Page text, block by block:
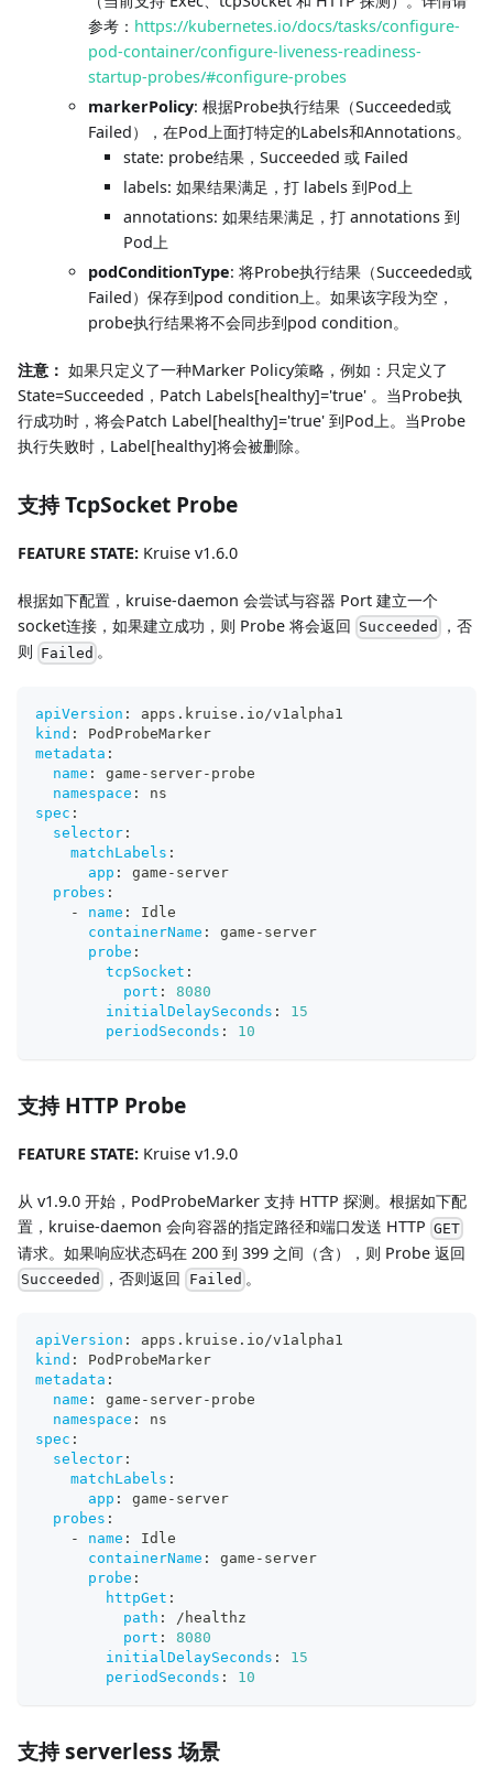
参考： https://kubernetes.io/docs/tasks/configure-
pod-container/configure-liveness-readiness-
startup-probes/#configure-probes
markerPolicy: 根据Probe执行结果（Succeeded或
Failed），在Pod上面打特定的Labels和Annotations。
state: probe结果，Succeeded 或 Failed
labels: 如果结果满足，打 labels 到Pod上
annotations: 如果结果满足，打 annotations 到
Pod上
podConditionType: 将Probe执行结果（Succeeded或
Failed）保存到pod condition上。如果该字段为空，
probe执行结果将不会同步到pod condition。
注意： 如果只定义了一种Marker Policy策略，例如：只定义了
State=Succeeded，Patch Labels[healthy]='true' 。当Probe执
行成功时，将会Patch Label[healthy]='true' 到Pod上。当Probe
执行失败时，Label[healthy]将会被删除。
支持 TcpSocket Probe
FEATURE STATE: Kruise v1.6.0
根据如下配置，kruise-daemon 会尝试与容器 Port 建立一个
socket连接，如果建立成功，则 Probe 将会返回 Succeeded
，否
则 Failed 。
apiVersion :
apps.kruise.io/v1alpha1
kind :
PodProbeMarker
metadata :
name : game - server- probe
namespace :
ns
spec :
selector :
matchLabels :
app : game - server
probes :
-
name :
Idle
containerName : game - server
probe :
tcpSocket :
port :
8080
initialDelaySeconds :
15
periodSeconds : 10
支持 HTTP Probe
FEATURE STATE: Kruise v1.9.0
从 v1.9.0 开始，PodProbeMarker 支持 HTTP 探测。根据如下配
置，kruise-daemon 会向容器的指定路径和端口发送 HTTP GET
请求。如果响应状态码在 200 到 399 之间（含），则 Probe 返回
Succeeded ，否则返回 Failed 。
apiVersion :
apps.kruise.io/v1alpha1
kind :
PodProbeMarker
metadata :
name : game - server- probe
namespace :
ns
spec :
selector :
matchLabels :
app : game - server
probes :
-
name :
Idle
containerName : game - server
probe :
httpGet :
path :
/healthz
port :
8080
initialDelaySeconds :
15
periodSeconds : 10
支持 serverless 场景